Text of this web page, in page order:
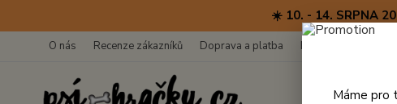
☀️ 10. - 14. SRPNA
O nás Recenze zákazníků Doprava a platba Kontakty
Máme pro